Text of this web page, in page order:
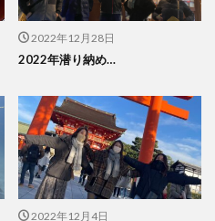
2022年12月28日
2022年潜り納め…
2022年12月4日